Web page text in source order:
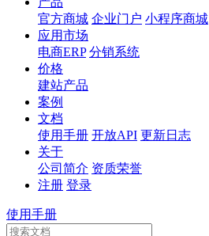
官方商城 企业门户 小程序商城
应用市场
电商ERP 分销系统
价格
建站产品
案例
文档
使用手册 开放API 更新日志
关于
公司简介 资质荣誉
注册 登录
使用手册